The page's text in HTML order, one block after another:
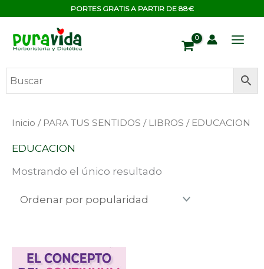
contenido
PORTES GRATIS A PARTIR DE 88€
Inicio / PARA TUS SENTIDOS / LIBROS / EDUCACION
EDUCACION
Mostrando el único resultado